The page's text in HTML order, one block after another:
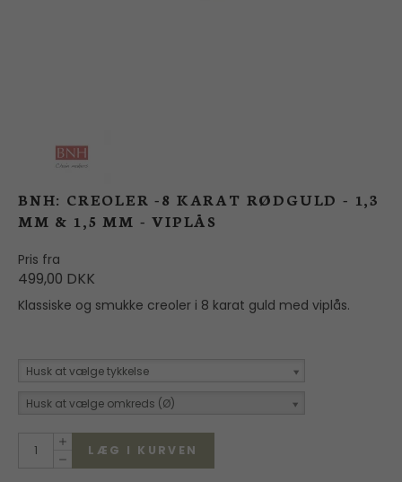
BNH: CREOLER -8 KARAT RØDGULD - 1,3
MM & 1,5 MM - VIPLÅS
Pris fra
499,00 DKK
Klassiske og smukke creoler i 8 karat guld med viplås.
Husk at vælge tykkelse
Husk at vælge omkreds (Ø)
LÆG I KURVEN